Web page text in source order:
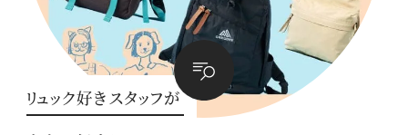
リュック好きスタッフが